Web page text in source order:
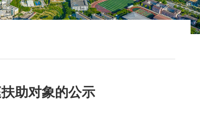
助对象的公示